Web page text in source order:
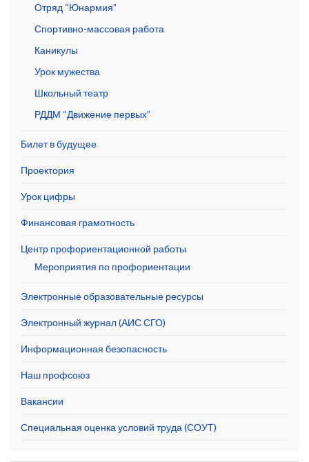
Отряд “Юнармия”
Спортивно-массовая работа
Каникулы
Урок мужества
Школьный театр
РДДМ “Движение первых”
Билет в будущее
Проектория
Урок цифры
Финансовая грамотность
Центр профориентационной работы
Мероприятия по профориентации
Электронные образовательные ресурсы
Электронный журнал (АИС СГО)
Информационная безопасность
Наш профсоюз
Вакансии
Специальная оценка условий труда (СОУТ)